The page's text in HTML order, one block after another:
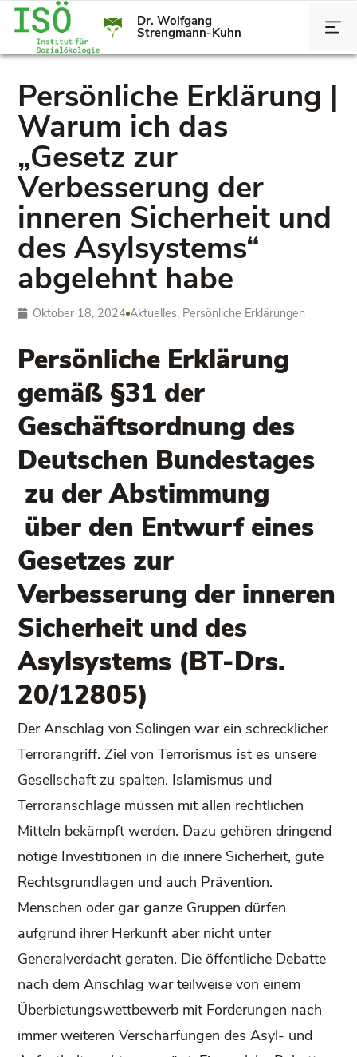
Dr. Wolfgang
Strengmann-Kuhn
Persönliche Erklärung |
Warum ich das
„Gesetz zur
Verbesserung der
inneren Sicherheit und
des Asylsystems“
abgelehnt habe
Oktober 18, 2024 Aktuelles, Persönliche Erklärungen
Persönliche Erklärung
gemäß §31 der
Geschäftsordnung des
Deutschen Bundestages
zu der Abstimmung
über den Entwurf eines
Gesetzes zur
Verbesserung der inneren
Sicherheit und des
Asylsystems (BT-Drs.
20/12805)
Der Anschlag von Solingen war ein schrecklicher
Terrorangriff. Ziel von Terrorismus ist es unsere
Gesellschaft zu spalten. Islamismus und
Terroranschläge müssen mit allen rechtlichen
Mitteln bekämpft werden. Dazu gehören dringend
nötige Investitionen in die innere Sicherheit, gute
Rechtsgrundlagen und auch Prävention.
Menschen oder gar ganze Gruppen dürfen
aufgrund ihrer Herkunft aber nicht unter
Generalverdacht geraten. Die öffentliche Debatte
nach dem Anschlag war teilweise von einem
Überbietungswettbewerb mit Forderungen nach
immer weiteren Verschärfungen des Asyl- und